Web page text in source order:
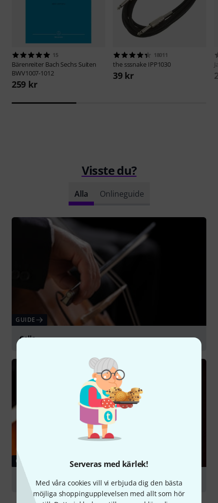
Serveras med kärlek!
Med våra cookies vill vi erbjuda dig den bästa
möjliga shoppingupplevelsen med allt som hör
15
Bärenreiter Bach Sechs Suiten
BWV1007-1012
259 kr
18011
the sssnake IPP1030
39 kr
Visste du?
Alla Onlineguide
GUIDE
Cello
GUIDE
Double Basses